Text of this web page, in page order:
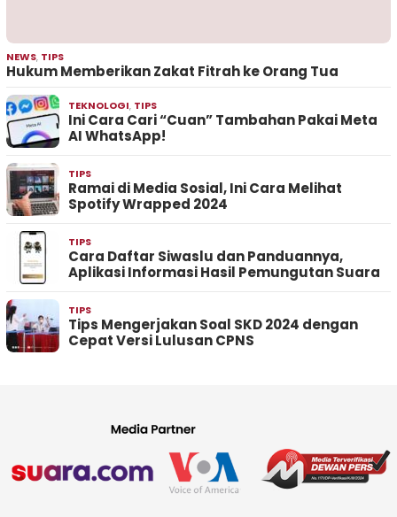
NEWS, TIPS
Hukum Memberikan Zakat Fitrah ke Orang Tua
TEKNOLOGI, TIPS
Ini Cara Cari “Cuan” Tambahan Pakai Meta
AI WhatsApp!
TIPS
Ramai di Media Sosial, Ini Cara Melihat
Spotify Wrapped 2024
TIPS
Cara Daftar Siwaslu dan Panduannya,
Aplikasi Informasi Hasil Pemungutan Suara
TIPS
Tips Mengerjakan Soal SKD 2024 dengan
Cepat Versi Lulusan CPNS